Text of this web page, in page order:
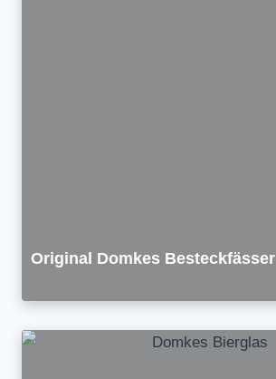
Original Domkes Besteckfässer